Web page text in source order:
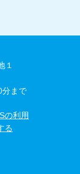
１
まで
の利用
る